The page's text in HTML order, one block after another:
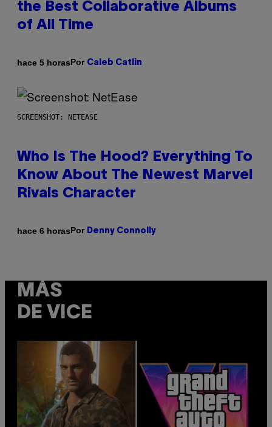
the Best Collaborative Albums
of All Time
hace 5 horasPor Caleb Catlin
SCREENSHOT: NETEASE
Who Is The Hood? Everything To
Know About The Newest Marvel
Rivals Character
hace 6 horasPor Denny Connolly
MÁS
DE VICE